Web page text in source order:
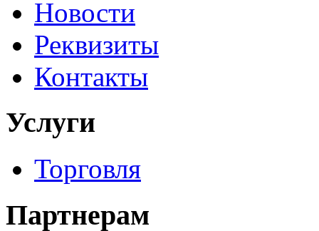
Новости
Реквизиты
Контакты
Услуги
Торговля
Партнерам